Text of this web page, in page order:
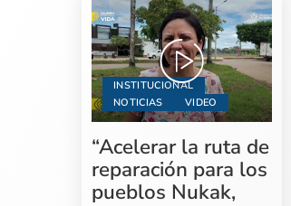
INSTITUCIONAL
NOTICIAS
VIDEO
“Acelerar la ruta de
reparación para los
pueblos Nukak,